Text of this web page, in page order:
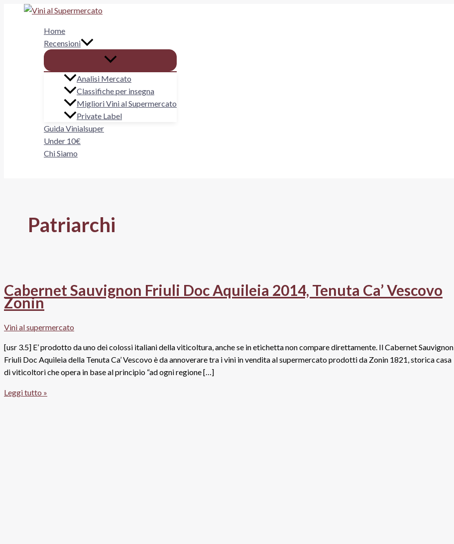
Home
Recensioni
Analisi Mercato
Classifiche per insegna
Migliori Vini al Supermercato
Private Label
Guida Vinialsuper
Under 10€
Chi Siamo
Patriarchi
Cabernet Sauvignon Friuli Doc Aquileia 2014, Tenuta Ca’ Vescovo
Zonin
Vini al supermercato
[usr 3.5] E’ prodotto da uno dei colossi italiani della viticoltura, anche se in etichetta non compare direttamente. Il Cabernet Sauvignon
Friuli Doc Aquileia della Tenuta Ca’ Vescovo è da annoverare tra i vini in vendita al supermercato prodotti da Zonin 1821, storica casa
di viticoltori che opera in base al principio “ad ogni regione […]
Cabernet
Leggi tutto »